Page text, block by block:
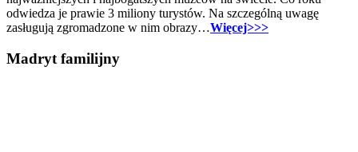
odwiedza je prawie 3 miliony turystów. Na szczególną uwagę
zasługują zgromadzone w nim obrazy…Więcej>>>
Madryt familijny